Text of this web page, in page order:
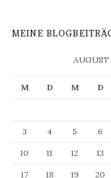
MEINE
AUGUST
M D M D
3
4 5 6
10
11 12 13
17
18 19 20